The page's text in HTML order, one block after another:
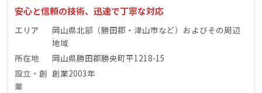
安心と信頼の技術、迅速で丁寧な対応
エリア
岡山県北部（勝田郡・津山市など）およびその周辺
地域
所在地
岡山県勝田郡勝央町平1218-15
設立・創
業
創業2003年